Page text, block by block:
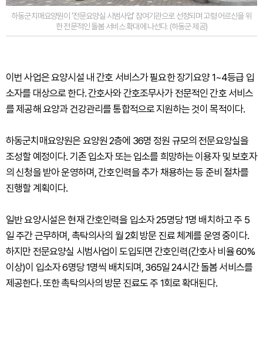
하동군치매요양원이 ‘전문요양실 시범사업’ 참여기관으로 선정되며 고령 어르신을 위
한 전문적인 돌봄 서비스 확대에 나선다. (하동군 제공)
이번 사업은 요양시설 내 간호 서비스가 필요한 장기요양 1~4등급 입
소자를 대상으로 한다. 간호사와 간호조무사가 전문적인 간호 서비스
를 제공해 요양과 건강관리를 통합적으로 지원하는 것이 목적이다.
하동군치매요양원은 요양원 2층에 36명 정원 규모의 전문요양실을
조성할 예정이다. 기존 입소자 또는 입소를 희망하는 이용자 및 보호자
의 신청을 받아 운영하며, 간호인력을 추가 채용하는 등 준비 절차를
진행할 계획이다.
일반 요양시설은 현재 간호인력을 입소자 25명당 1명 배치하고 주 5
일 주간 근무하며, 촉탁의사의 월 2회 방문 진료 체계를 운영 중이다.
하지만 전문요양실 시범사업이 도입되면 간호인력(간호사 비율 60%
이상)이 입소자 6명당 1명씩 배치되며, 365일 24시간 돌봄 서비스를
제공한다. 또한 촉탁의사의 방문 진료도 주 1회로 확대된다.